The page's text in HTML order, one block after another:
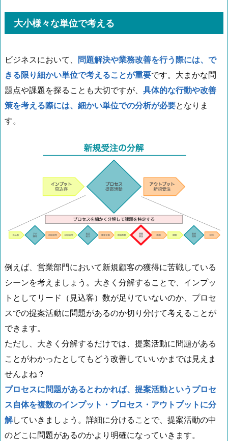
大小様々な単位で考える
ビジネスにおいて、 問題解決や業務改善を行う際には、で
きる限り細かい単位で考えることが重要です。大まかな問
題点や課題を探ることも大切ですが、 具体的な行動や改善
策を考える際には、細かい単位での分析が必要となりま
す。
例えば、営業部門において新規顧客の獲得に苦戦している
シーンを考えましょう。大きく分解することで、インプッ
トとしてリード（見込客）数が足りていないのか、プロセ
スでの提案活動に問題があるのか切り分けて考えることが
できます。
ただし、大きく分解するだけでは、提案活動に問題がある
ことがわかったとしてもどう改善していいかまでは見えま
せんよね？
プロセスに問題があるとわかれば、提案活動というプロセ
ス自体を複数のインプット・プロセス・アウトプットに分
解していきましょう。詳細に分けることで、提案活動の中
のどこに問題があるのかより明確になっていきます。